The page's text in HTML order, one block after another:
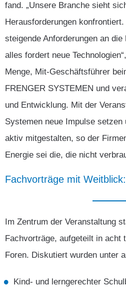
fand. „Unsere Branche sieht
Herausforderungen
steigende Anforderungen an
alles fordert neue
Menge, Mit-Geschäftsführer
FRENGER SYSTEMEN und
und Entwicklung. Mit der
Systemen neue Impulse setzen
aktiv mitgestalten, so der
Energie sei die, die nicht
Fachvorträge mit Weitblick:
Im Zentrum der Veranstaltung
Fachvorträge, aufgeteilt in acht
Foren. Diskutiert wurden unter
Kind- und lerngerechter